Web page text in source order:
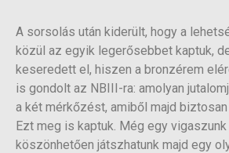
A sorsolás után kiderült, hogy a
közül az egyik legerősebbet kaptuk,
keseredett el, hiszen a bronzérem
is gondolt az NBIII-ra: amolyan
a két mérkőzést, amiből majd biztosan
Ezt meg is kaptuk. Még egy
köszönhetően játszhatunk majd egy